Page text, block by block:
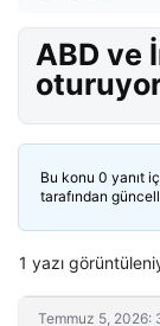
ABD ve
Bu konu 0 yanıt
tarafından
1 yazı
Temmuz 5, 2026: